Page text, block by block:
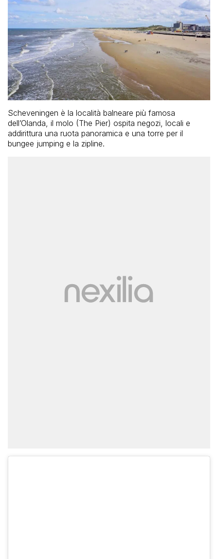
Scheveningen è la località balneare più famosa
dell’Olanda, il molo (The Pier) ospita negozi, locali e
addirittura una ruota panoramica e una torre per il
bungee jumping e la zipline.